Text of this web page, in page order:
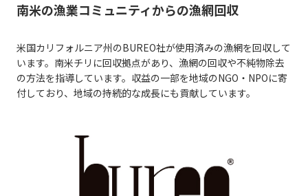
南米の漁業コミュニティからの漁網回収
米国カリフォルニア州のBUREO社が使用済みの漁網を回収して
います。南米チリに回収拠点があり、漁網の回収や不純物除去
の方法を指導しています。 収益の一部を地域のNGO・NPOに寄
付しており、地域の持続的な成長にも貢献しています。